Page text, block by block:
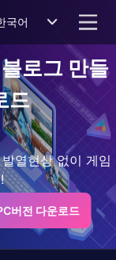
국어
로그 만들
드
열현상 없이 게임
버전 다운로드